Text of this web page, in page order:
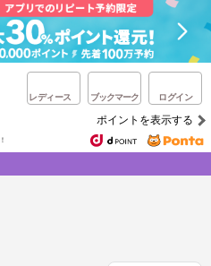
レディース ブックマーク ログイン
ポイントを表示する